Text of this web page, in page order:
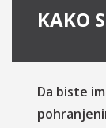
KAKO
Da biste